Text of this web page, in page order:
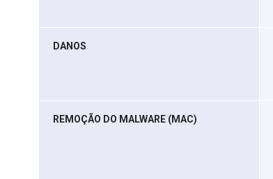
DANOS
REMOÇÃO DO MALWARE (MAC)